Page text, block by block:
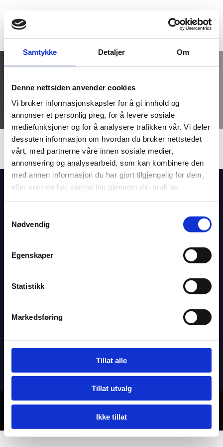
Samtykke Detaljer Om
Denne nettsiden anvender cookies
Vi bruker informasjonskapsler for å gi innhold og
annonser et personlig preg, for å levere sosiale
mediefunksjoner og for å analysere trafikken vår. Vi deler
dessuten informasjon om hvordan du bruker nettstedet
vårt, med partnerne våre innen sosiale medier,
annonsering og analysearbeid, som kan kombinere den
med annen informasjon du har gjort tilgjengelig for dem,
eller som de har samlet inn gjennom din bruk av
Nødvendig
Egenskaper
Statistikk
Markedsføring
Tillat alle
Tillat utvalg
Ikke tillat
Nyheter fra Revisorforeningen
Personvernerklæring
Utviklet avHjemmesidehuset.